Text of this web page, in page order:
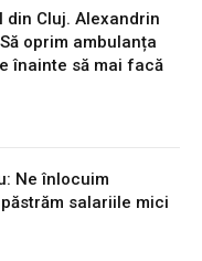
din Cluj. Alexandrin
oprim ambulanța
înainte să mai facă
Ne înlocuim
salariile mici